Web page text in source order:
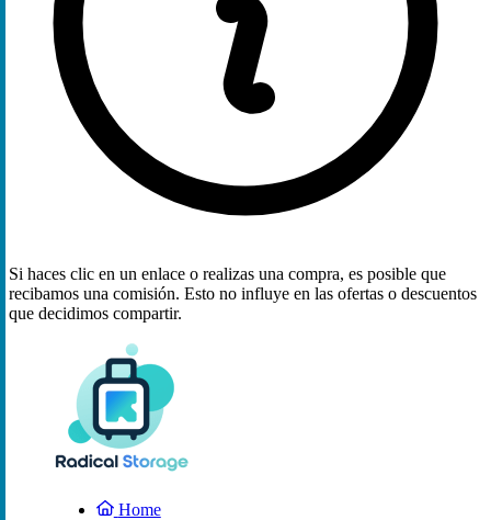
Si haces clic en un enlace o realizas una compra, es posible que
recibamos una comisión. Esto no influye en las ofertas o descuentos
que decidimos compartir.
Home